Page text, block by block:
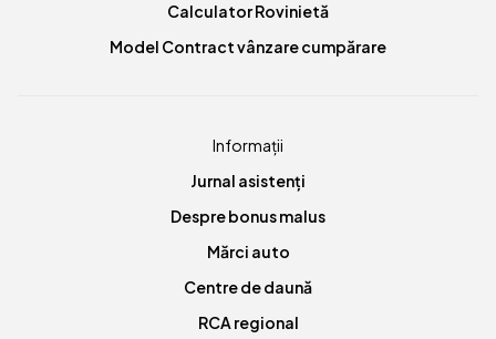
Calculator Rovinietă
Model Contract vânzare cumpărare
Informații
Jurnal asistenți
Despre bonus malus
Mărci auto
Centre de daună
RCA regional